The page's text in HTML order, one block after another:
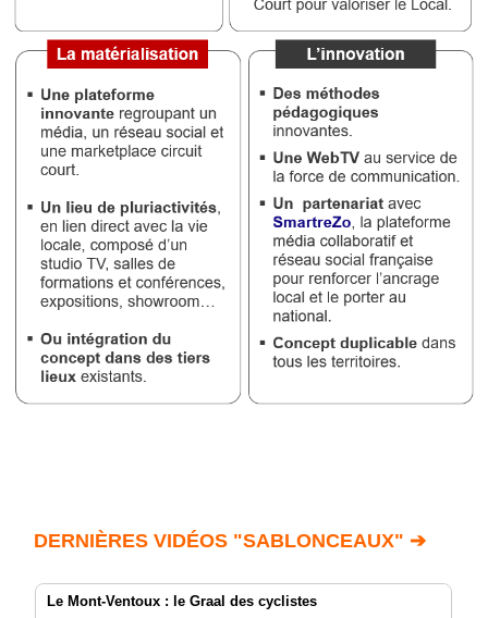
DERNIÈRES VIDÉOS "SABLONCEAUX" ➔
Le Mont-Ventoux : le Graal des cyclistes